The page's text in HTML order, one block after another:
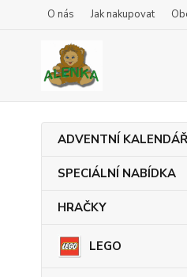
O nás Jak nakupovat
ADVENTNÍ
SPECIÁLNÍ NABÍDKA
HRAČKY
LEGO